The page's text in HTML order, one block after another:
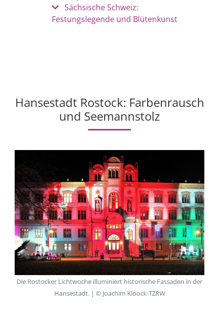
Sächsische Schweiz:
Festungslegende und Blütenkunst
Hansestadt Rostock: Farbenrausch
und Seemannstolz
Die Rostocker Lichtwoche illuminiert historische Fassaden in der
Hansestadt. | © Joachim Kloock-TZRW